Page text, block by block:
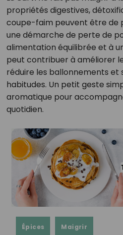
propriétés digestives,
coupe-faim peuvent être de
une démarche de perte de
alimentation équilibrée et à
peut contribuer à améliorer
réduire les ballonnements et
habitudes. Un petit geste
aromatique pour
quotidien.
Épices Maigrir